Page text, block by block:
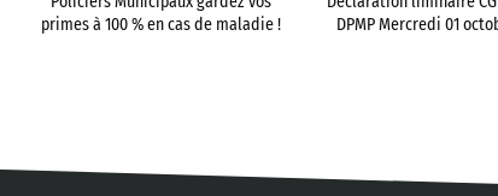
primes à 100 % en cas de maladie !
DPMP Mercredi 01